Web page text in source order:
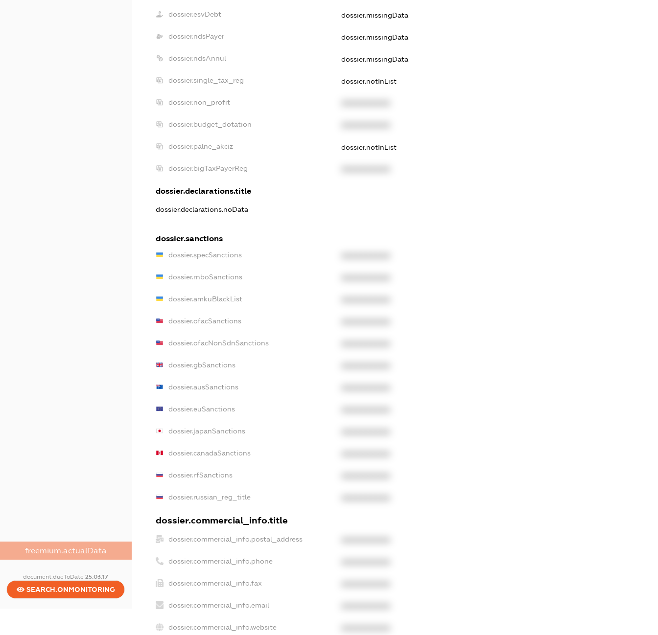
freemium.actualData
document.dueToDate25.03.17
SEARCH.ONMONITORING
dossier.esvDebt dossier.missingData
dossier.ndsPayer dossier.missingData
dossier.ndsAnnul dossier.missingData
dossier.single_tax_reg dossier.notInList
dossier.non_profit
dossier.budget_dotation
dossier.palne_akciz dossier.notInList
dossier.bigTaxPayerReg
dossier.declarations.title
dossier.declarations.noData
dossier.sanctions
dossier.specSanctions
dossier.rnboSanctions
dossier.amkuBlackList
dossier.ofacSanctions
dossier.ofacNonSdnSanctions
dossier.gbSanctions
dossier.ausSanctions
dossier.euSanctions
dossier.japanSanctions
dossier.canadaSanctions
dossier.rfSanctions
dossier.russian_reg_title
dossier.commercial_info.title
dossier.commercial_info.postal_address
dossier.commercial_info.phone
dossier.commercial_info.fax
dossier.commercial_info.email
dossier.commercial_info.website